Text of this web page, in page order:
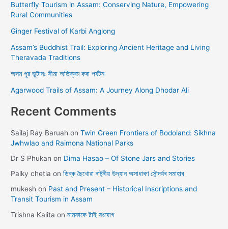
Butterfly Tourism in Assam: Conserving Nature, Empowering
Rural Communities
Ginger Festival of Karbi Anglong
Assam’s Buddhist Trail: Exploring Ancient Heritage and Living
Theravada Traditions
অসম পূৱ ভুটানঃ সীমা অতিক্ৰম কৰা পৰ্যটন
Agarwood Trails of Assam: A Journey Along Dhodar Ali
Recent Comments
Sailaj Ray Baruah onTwin Green Frontiers of Bodoland: Sikhna
Jwhwlao and Raimona National Parks
Dr S Phukan on Dima Hasao – Of Stone Jars and Stories
Palky chetia onডিব্ৰু ছৈখোৱা ৰাষ্ট্ৰীয় উদ্যান অসাধাৰণ সৌন্দৰ্যৰ সমাহাৰ
mukesh on Past and Present – Historical Inscriptions and
Transit Tourism in Assam
Trishna Kalita onনামফাকে টাই সংযোগ